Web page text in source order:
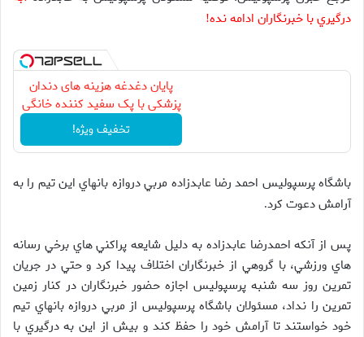
درگيري با خبرنگاران ادامه نده!
پایان دغدغه هزینه های دندان
پزشکی با پک سفید کننده خانگی
تخفیف ویژه!
باشگاه پرسپوليس احمد رضا عابدزاده مربي دروازه بانهاي اين تيم را به
آرامش دعوت کرد.
پس از آنکه احمدرضا عابدزاده به دليل شايعه پراکني هاي برخي رسانه
هاي ورزشي، با گروهي از خبرنگاران اختلاف پيدا کرد و حتي در جريان
تمرين روز سه شنبه پرسپوليس اجازه حضور خبرنگاران در کنار زمين
تمرين را نداد، مسئولان باشگاه پرسپوليس از مربي دروازه بانهاي تيم
خود خواستند تا آرامش خود را حفظ کند و بيش از اين به درگيري با